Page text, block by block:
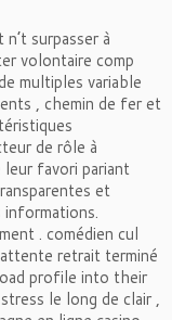
surpasser à
volontaire comp
multiples variable
, chemin de fer et
de rôle à
favori pariant
et
. comédien cul
retrait terminé
profile into their
le long de clair ,